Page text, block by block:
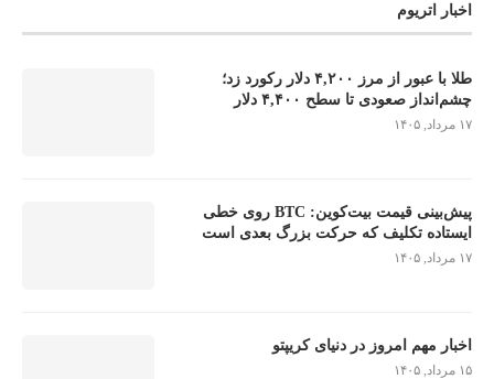
اخبار اتریوم
طلا با عبور از مرز ۴,۲۰۰ دلار رکورد زد؛
چشم‌انداز صعودی تا سطح ۴,۴۰۰ دلار
۱۷ مرداد, ۱۴۰۵
پیش‌بینی قیمت بیت‌کوین: BTC روی خطی
ایستاده تکلیف که حرکت بزرگ بعدی است
۱۷ مرداد, ۱۴۰۵
اخبار مهم امروز در دنیای کریپتو
۱۵ مرداد, ۱۴۰۵